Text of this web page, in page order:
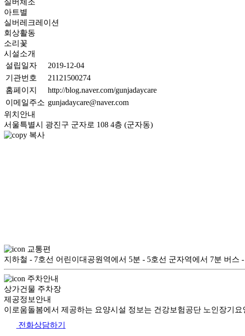
실버체조
아트별
실버레크레이션
회상활동
소리꽃
시설소개
설립일자
2019-12-04
기관번호
21121500274
홈페이지
http://blog.naver.com/gunjadaycare
이메일주소 gunjadaycare@naver.com
위치안내
서울특별시 광진구 군자로 108 4층 (군자동)
복사
교통편
지하철 - 7호선 어린이대공원역에서 5분 - 5호선 군자역에서 7분 버스 -
주차안내
상가건물 주차장
제공정보안내
이로움돌봄에서 제공하는 요양시설 정보는 건강보험공단 노인장기
전화상담하기